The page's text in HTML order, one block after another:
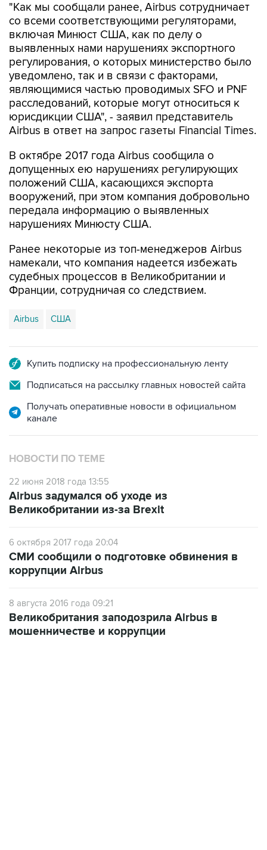
"Как мы сообщали ранее, Airbus сотрудничает
со всеми соответствующими регуляторами,
включая Минюст США, как по делу о
выявленных нами нарушениях экспортного
регулирования, о которых министерство было
уведомлено, так и в связи с факторами,
являющимися частью проводимых SFO и PNF
расследований, которые могут относиться к
юрисдикции США", - заявил представитель
Airbus в ответ на запрос газеты Financial Times.
В октябре 2017 года Airbus сообщила о
допущенных ею нарушениях регулирующих
положений США, касающихся экспорта
вооружений, при этом компания добровольно
передала информацию о выявленных
нарушениях Минюсту США.
Ранее некоторые из топ-менеджеров Airbus
намекали, что компания надеется избежать
судебных процессов в Великобритании и
Франции, сотрудничая со следствием.
Airbus США
Купить подписку на профессиональную ленту
Подписаться на рассылку главных новостей сайта
Получать оперативные новости в официальном
канале
НОВОСТИ ПО ТЕМЕ
22 июня 2018 года 13:55
Airbus задумался об уходе из
Великобритании из-за Brexit
6 октября 2017 года 20:04
СМИ сообщили о подготовке обвинения в
коррупции Airbus
8 августа 2016 года 09:21
Великобритания заподозрила Airbus в
мошенничестве и коррупции